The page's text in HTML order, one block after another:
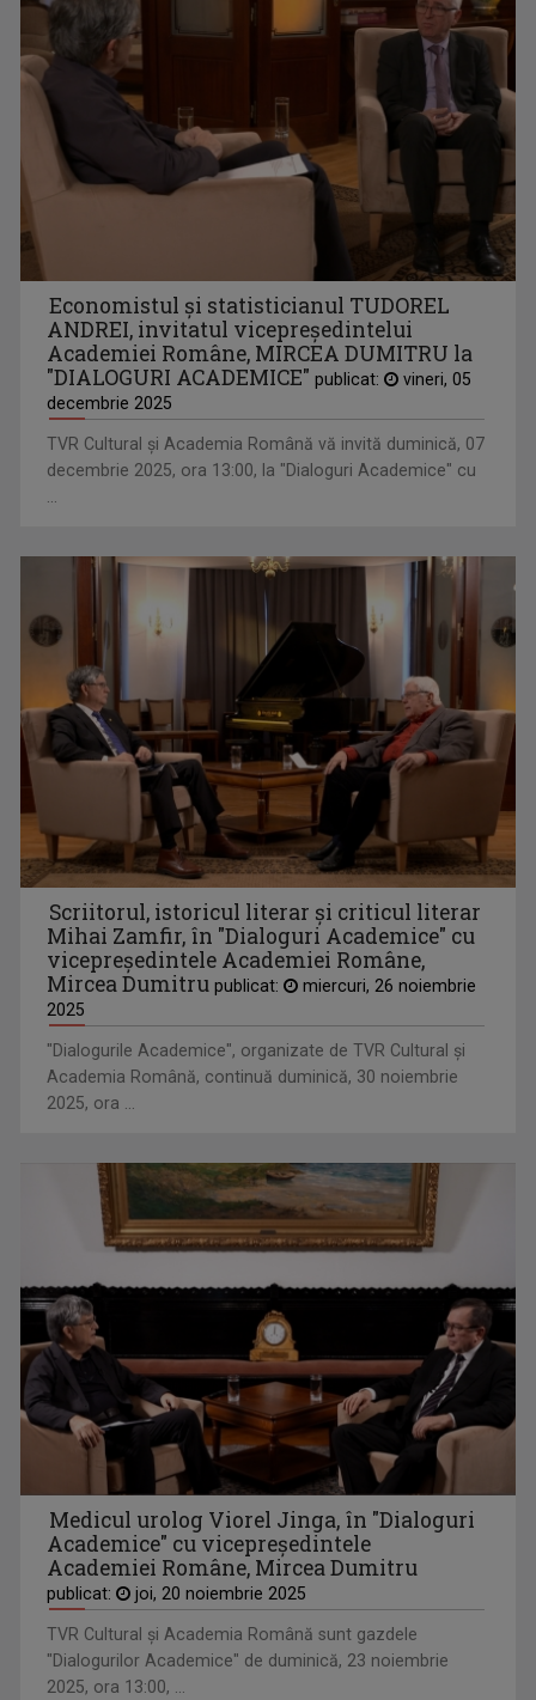
Economistul și statisticianul TUDOREL
ANDREI, invitatul vicepreședintelui
Academiei Române, MIRCEA DUMITRU la
"DIALOGURI ACADEMICE" publicat:
vineri, 05
decembrie 2025
TVR Cultural şi Academia Română vă invită duminică, 07
decembrie 2025, ora 13:00, la "Dialoguri Academice" cu
Scriitorul, istoricul literar și criticul literar
Mihai Zamfir, în "Dialoguri Academice" cu
vicepreședintele Academiei Române,
Mircea Dumitru publicat:
miercuri, 26 noiembrie
2025
"Dialogurile Academice", organizate de TVR Cultural şi
Academia Română, continuă duminică, 30 noiembrie
2025, ora ...
Medicul urolog Viorel Jinga, în "Dialoguri
Academice" cu vicepreşedintele
Academiei Române, Mircea Dumitru
publicat: joi, 20 noiembrie 2025
TVR Cultural şi Academia Română sunt gazdele
"Dialogurilor Academice" de duminică, 23 noiembrie
2025, ora 13:00, ...